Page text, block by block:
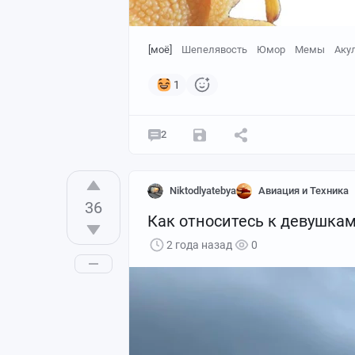
[моё] Шепелявость Юмор Мемы
1
2
36
Niktodlyatebya Авиация и Техника
Как относитесь к
2 года назад 0